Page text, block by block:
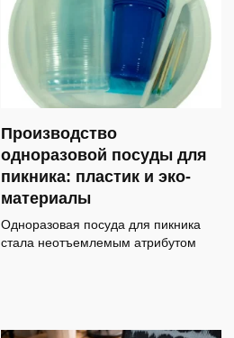
Производство
одноразовой посуды для
пикника: пластик и эко-
материалы
Одноразовая посуда для пикника
стала неотъемлемым атрибутом